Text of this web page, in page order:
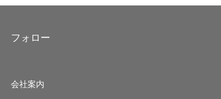
フォロー
Footer
会社案内